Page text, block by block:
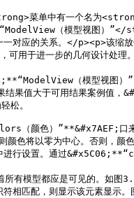
菜单中有一个名为
（模型视图）”</
对应的关系。</p><p>该缩放
于进一步的几何设计处理
（模型视图）
果值大于可用结果案例值
松。
颜色）”**&#x7AEF;口来
色将以零为中心。否则，颜
置。通过
模型都应是可见的。如图
符相匹配，则显示该元素显